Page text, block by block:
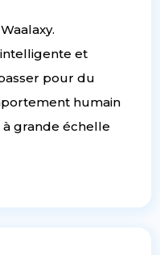
et
pour du
humain
grande échelle